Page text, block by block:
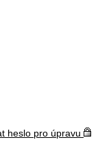
heslo pro úpravu